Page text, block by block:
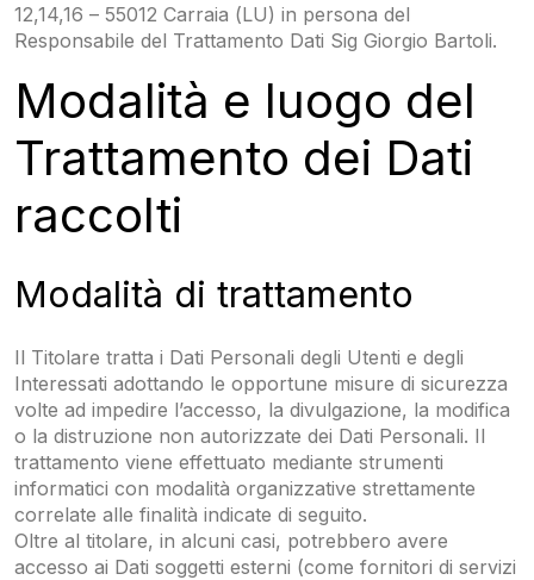
12,14,16 – 55012 Carraia (LU) in persona del
Responsabile del Trattamento Dati Sig Giorgio Bartoli.
Modalità e luogo del
Trattamento dei Dati
raccolti
Modalità di trattamento
Il Titolare tratta i Dati Personali degli Utenti e degli
Interessati adottando le opportune misure di sicurezza
volte ad impedire l’accesso, la divulgazione, la modifica
o la distruzione non autorizzate dei Dati Personali. Il
trattamento viene effettuato mediante strumenti
informatici con modalità organizzative strettamente
correlate alle finalità indicate di seguito.
Oltre al titolare, in alcuni casi, potrebbero avere
accesso ai Dati soggetti esterni (come fornitori di servizi